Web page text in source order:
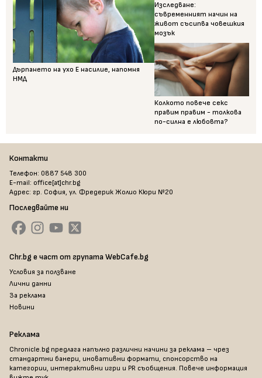
Дърпането на ухо Е насилие, напомня
НМД
Изследване:
съвременният начин на
живот съсипва човешкия
мозък
Колкото повече секс
правим правим - толкова
по-силна е любовта?
Контакти
Телефон: 0887 548 300
E-mail: office[at]chr.bg
Адрес: гр. София, ул. Фредерик Жолио Кюри №20
Последвайте ни
Chr.bg е част от групата WebCafe.bg
Условия за ползване
Лични данни
За реклама
Новини
Реклама
Chronicle.bg предлага напълно различни начини за реклама – чрез
стандартни банери, иновативни формати, спонсорство на
категории, интерактивни игри и PR съобщения. Повече информация